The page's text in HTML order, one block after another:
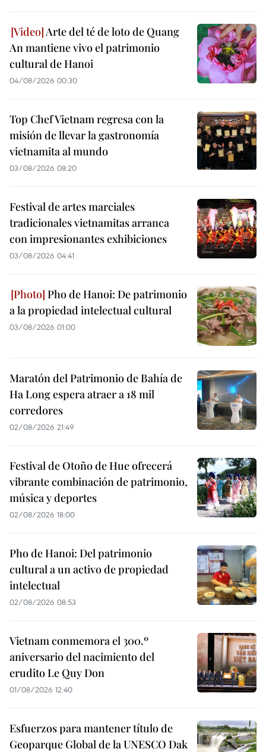
Arte del té de loto de Quang
An mantiene vivo el patrimonio
cultural de Hanoi
04/08/2026 00:30
Top Chef Vietnam regresa con la
misión de llevar la gastronomía
vietnamita al mundo
03/08/2026 08:20
Festival de artes marciales
tradicionales vietnamitas arranca
con impresionantes exhibiciones
03/08/2026 04:41
Pho de Hanoi: De patrimonio
a la propiedad intelectual cultural
03/08/2026 01:00
Maratón del Patrimonio de Bahía de
Ha Long espera atraer a 18 mil
corredores
02/08/2026 21:49
Festival de Otoño de Hue ofrecerá
vibrante combinación de patrimonio,
música y deportes
02/08/2026 18:00
Pho de Hanoi: Del patrimonio
cultural a un activo de propiedad
intelectual
02/08/2026 08:53
Vietnam conmemora el 300.º
aniversario del nacimiento del
erudito Le Quy Don
01/08/2026 12:40
Esfuerzos para mantener título de
Geoparque Global de la UNESCO Dak